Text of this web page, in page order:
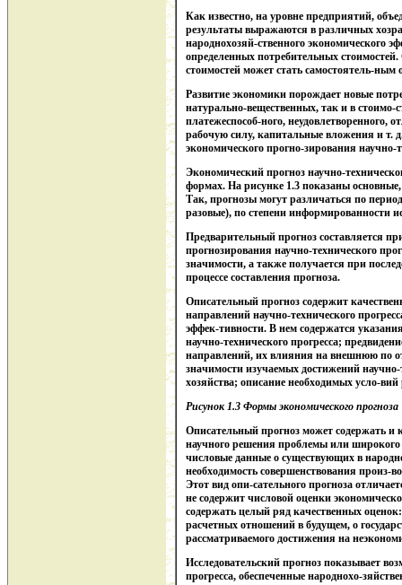
Как известно, на уровне предприятий,
результаты выражаются в различных
народнохозяй-ственного экономического
определенных потребительных
стоимостей может стать самостоятель-
Развитие экономики порождает новые
натурально-вещественных, так и в
платежеспособ-ного, неудовлетворенного,
рабочую силу, капитальные вложения и т.
экономического прогно-зирования научно-
Экономический прогноз научно-
формах. На рисунке 1.3 показаны
Так, прогнозы могут различаться по
разовые), по степени информированности
Предварительный прогноз составляется
прогнозирования научно-технического
значимости, а также получается при
процессе составления прогноза.
Описательный прогноз содержит
направлений научно-технического
эффек-тивности. В нем содержатся
научно-технического прогресса;
направлений, их влияния на внешнюю по
значимости изучаемых достижений научно-
хозяйства; описание необходимых усло-
Рисунок 1.3 Формы экономического прогноза
Описательный прогноз может содержать и
научного решения проблемы или широкого
числовые данные о существующих в
необходимость совершенствования произ-
Этот вид опи-сательного прогноза
не содержит числовой оценки
содержать целый ряд качественных
расчетных отношений в будущем, о
рассматриваемого достижения на
Исследовательский прогноз показывает
прогресса, обеспеченные народнохо-